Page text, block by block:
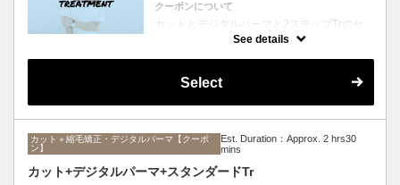
クーポンについて
カットとデジタルパーマと2ステップTrのセ
ットメニュー。毛先ワンカールからふんわり
シャンプー、ブロー込み。
See details
Select
カット＋縮毛矯正・デジタルパーマ【クーポ
ン】
Est. Duration：Approx. 2 hrs30
mins
カット+デジタルパーマ+スタンダードTr